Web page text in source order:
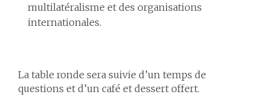
multilatéralisme et des organisations
internationales.
La table ronde sera suivie d’un temps de
questions et d’un café et dessert offert.